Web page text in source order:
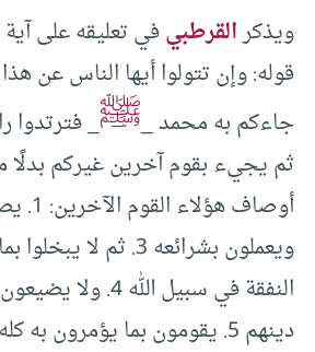
ويذكرالقرطبيفي تعليقه على
قوله: وإن تتولوا أيها الناس عن
جاءكم به محمد _ﷺ_ فترتدوا
ثم يجيء بقوم آخرين غيركم بدلًا
ويعملون بشرائعه 3. ثم لا
النفقة في سبيل
دينهم 5. يقومون بما يؤمرون به كله.